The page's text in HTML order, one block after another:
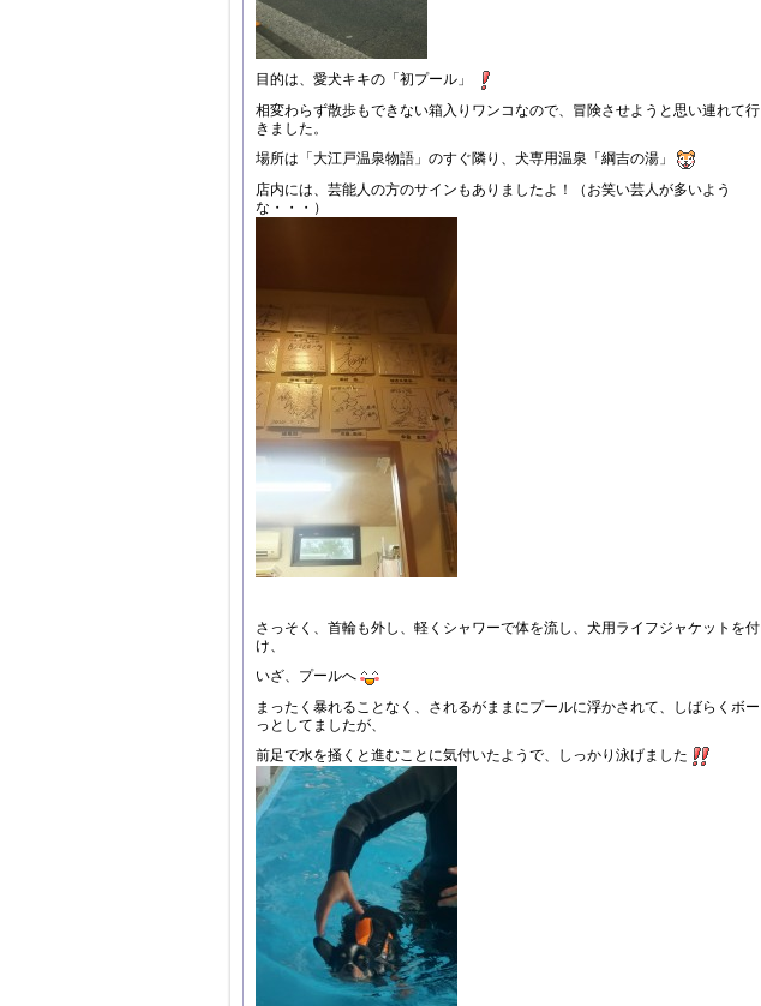
目的は、愛犬キキの「初プール」
相変わらず散歩もできない箱入りワンコなので、冒険させようと思い連れて行
きました。
場所は「大江戸温泉物語」のすぐ隣り、犬専用温泉「綱吉の湯」
店内には、芸能人の方のサインもありましたよ！（お笑い芸人が多いよう
な・・・）
さっそく、首輪も外し、軽くシャワーで体を流し、犬用ライフジャケットを付
け、
いざ、プールへ
まったく暴れることなく、されるがままにプールに浮かされて、しばらくボー
っとしてましたが、
前足で水を掻くと進むことに気付いたようで、しっかり泳げました